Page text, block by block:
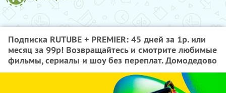
Подписка RUTUBE + PREMIER: 45 дней за 1р. или
месяц за 99р! Возвращайтесь и смотрите любимые
фильмы, сериалы и шоу без переплат. Домодедово